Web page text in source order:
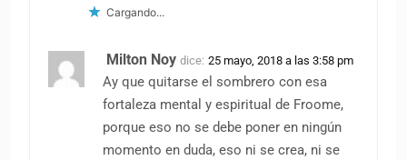
Cargando...
Milton Noy dice: 25 mayo, 2018 a las 3:58 pm
Ay que quitarse el sombrero con esa
fortaleza mental y espiritual de Froome,
porque eso no se debe poner en ningún
momento en duda, eso ni se crea, ni se